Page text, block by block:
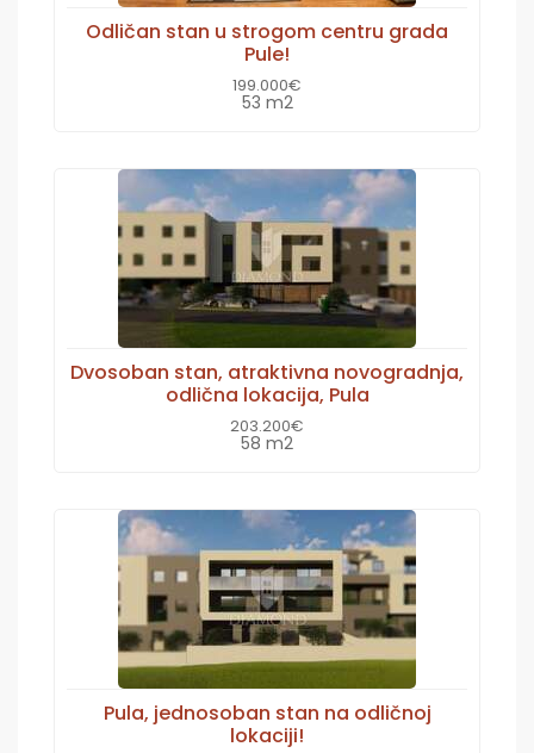
Odličan stan u strogom centru grada
Pule!
199.000€
53 m2
Dvosoban stan, atraktivna novogradnja,
odlična lokacija, Pula
203.200€
58 m2
Pula, jednosoban stan na odličnoj
lokaciji!